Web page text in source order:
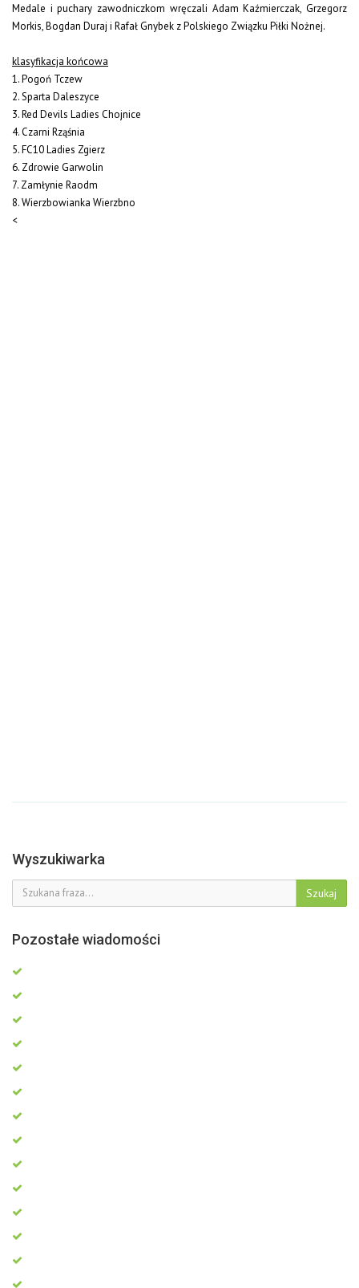
Medale i puchary zawodniczkom wręczali Adam Kaźmierczak, Grzegorz
Morkis, Bogdan Duraj i Rafał Gnybek z Polskiego Związku Piłki Nożnej.
klasyfikacja końcowa
1. Pogoń Tczew
2. Sparta Daleszyce
3. Red Devils Ladies Chojnice
4. Czarni Rząśnia
5. FC10 Ladies Zgierz
6. Zdrowie Garwolin
7. Zamłynie Raodm
8. Wierzbowianka Wierzbno
<
Wyszukiwarka
Szukaj
Pozostałe wiadomości